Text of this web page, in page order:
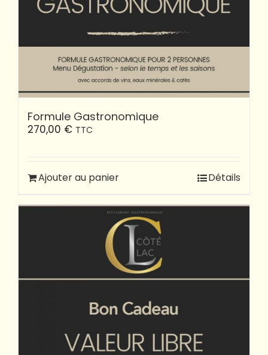
Formule Gastronomique
270,00 € TTC
Ajouter au panier Détails